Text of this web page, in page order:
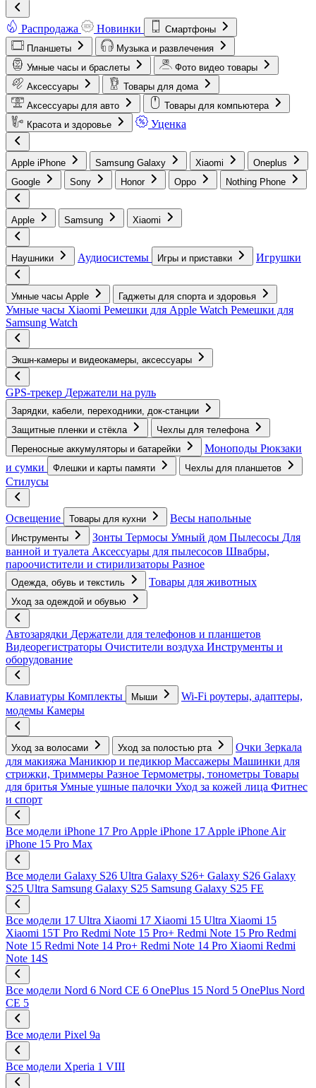
Распродажа Новинки
Смартфоны
Планшеты
Музыка и развлечения
Умные часы и браслеты
Фото видео товары
Аксессуары
Товары для дома
Аксессуары для авто
Товары для компьютера
Красота и здоровье
Уценка
Apple iPhone Samsung Galaxy Xiaomi
Oneplus
Google
Sony Honor Oppo Nothing Phone
Apple Samsung Xiaomi
Наушники Аудиосистемы Игры и приставки Игрушки
Умные часы Apple Гаджеты для спорта и здоровья
Умные часы Xiaomi Ремешки для Apple Watch Ремешки для
Samsung Watch
Экшн-камеры и видеокамеры, аксессуары
GPS-трекер Держатели на руль
Зарядки, кабели, переходники, док-станции
Защитные пленки и стёкла
Чехлы для телефона
Переносные аккумуляторы и батарейки
Моноподы Рюкзаки
и сумки
Флешки и карты памяти Чехлы для планшетов
Стилусы
Освещение Товары для кухни Весы напольные
Инструменты Зонты Термосы Умный дом Пылесосы Для
ванной и туалета Аксессуары для пылесосов Швабры,
пароочистители и стирилизаторы Разное
Одежда, обувь и текстиль Товары для животных
Уход за одеждой и обувью
Автозарядки Держатели для телефонов и планшетов
Видеорегистраторы Очистители воздуха Инструменты и
оборудование
Клавиатуры Комплекты Мыши
Wi-Fi роутеры, адаптеры,
модемы Камеры
Уход за волосами Уход за полостью рта Очки Зеркала
для макияжа Маникюр и педикюр Массажеры Машинки для
стрижки, Триммеры Разное Термометры, тонометры Товары
для бритья Умные ушные палочки Уход за кожей лица Фитнес
и спорт
Все модели iPhone 17 Pro Apple iPhone 17 Apple iPhone Air
iPhone 15 Pro Max
Все модели Galaxy S26 Ultra Galaxy S26+ Galaxy S26 Galaxy
S25 Ultra Samsung Galaxy S25 Samsung Galaxy S25 FE
Все модели 17 Ultra Xiaomi 17 Xiaomi 15 Ultra Xiaomi 15
Xiaomi 15T Pro Redmi Note 15 Pro+ Redmi Note 15 Pro Redmi
Note 15 Redmi Note 14 Pro+ Redmi Note 14 Pro Xiaomi Redmi
Note 14S
Все модели Nord 6 Nord CE 6 OnePlus 15 Nord 5 OnePlus Nord
CE 5
Все модели Pixel 9a
Все модели Xperia 1 VIII